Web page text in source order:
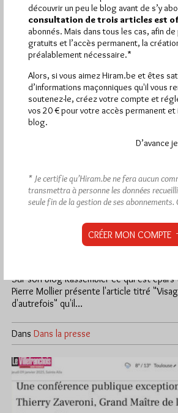
Visages de Maçons
Sur son blog Rassembler ce qui est
Pierre Mollier présente l'article titré
d'autrefois" qu'il…
Dans Dans la presse
découvrir un peu le blog avant de s’y
consultation de trois articles est
abonnés. Mais dans tous les cas, afin
gratuits et l’accès permanent, la
préalablement nécessaire.*
Alors, si vous aimez Hiram.be et êtes
d’informations maçonniques qu'il vous
soutenez-le, créez votre compte et
vos 20 € pour votre accès permanent et
blog.
D’avance
* Je certifie qu’Hiram.be ne fera aucun
transmettra à personne les données
seule fin de la gestion de ses abonnements.
CRÉER MON COMPTE